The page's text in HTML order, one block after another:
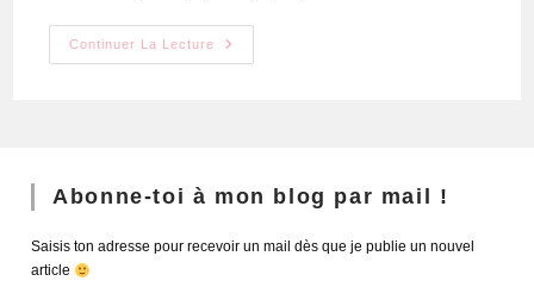
Continuer La Lecture
Abonne-toi à mon blog par mail !
Saisis ton adresse pour recevoir un mail dès que je publie un nouvel
article